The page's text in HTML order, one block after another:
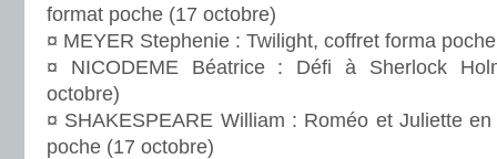
format poche (17 octobre)
¤ MEYER Stephenie : Twilight, coffret forma
¤ NICODEME Béatrice : Défi à Sherlock
octobre)
¤ SHAKESPEARE William : Roméo et Juliette
poche (17 octobre)